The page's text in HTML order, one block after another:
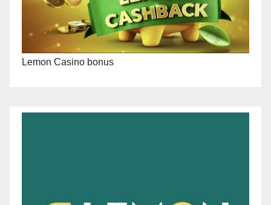
Lemon Casino bonus